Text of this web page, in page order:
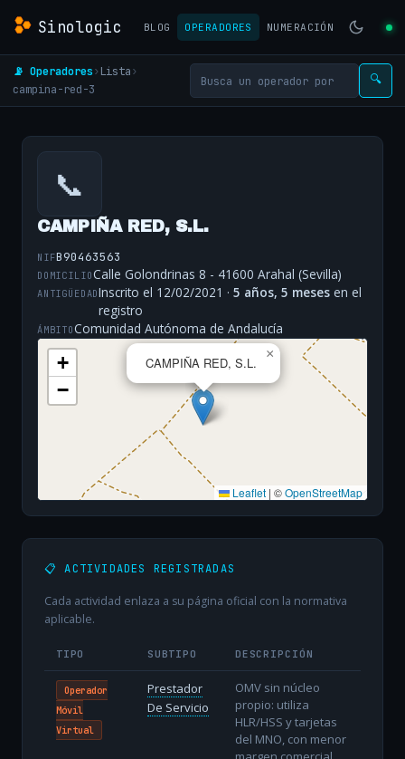
Sinologic BLOG OPERADORES NUMERACIÓN
📡 Operadores› Lista›
campina-red-3
🔍
📞
CAMPIÑA RED, S.L.
NIFB90463563
DOMICILIOCalle Golondrinas 8 - 41600 Arahal (Sevilla)
ANTIGÜEDADInscrito el 12/02/2021 ·5 años, 5 meses en el
registro
ÁMBITOComunidad Autónoma de Andalucía
CAMPIÑA RED, S.L.
×
+
−
Leaflet | ©OpenStreetMap
📋 ACTIVIDADES REGISTRADAS
Cada actividad enlaza a su página oficial con la normativa
aplicable.
TIPO SUBTIPO DESCRIPCIÓN
Operador
Móvil
Virtual
Prestador
De Servicio
OMV sin núcleo
propio: utiliza
HLR/HSS y tarjetas
del MNO, con menor